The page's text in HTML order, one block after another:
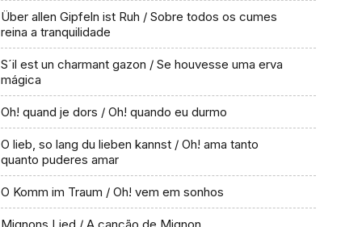
Über allen Gipfeln ist Ruh / Sobre todos os cumes
reina a tranquilidade
S´il est un charmant gazon / Se houvesse uma erva
mágica
Oh! quand je dors / Oh! quando eu durmo
O lieb, so lang du lieben kannst / Oh! ama tanto
quanto puderes amar
O Komm im Traum / Oh! vem em sonhos